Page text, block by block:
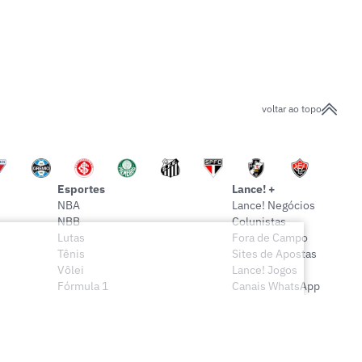
voltar ao topo
Esportes
NBA
NBB
Lutas
Tênis
Vôlei
Fórmula 1
Lance! +
Lance! Negócios
Colunistas
Fora de Campo
Sites de Apostas
Lance! Jogos
Canais WhatsApp